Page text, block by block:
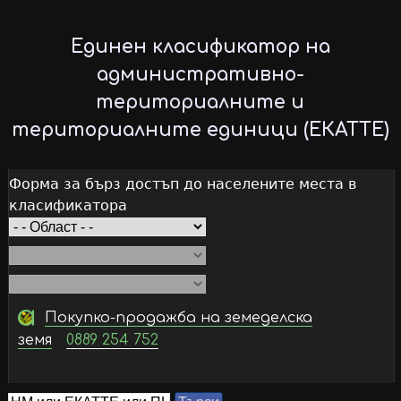
to
main
content
Единен класификатор на
административно-
териториалните и
териториалните единици (ЕКАТТЕ)
Форма за бърз достъп до населените места в
класификатора
Покупко-продажба на земеделска
земя
0889 254 752